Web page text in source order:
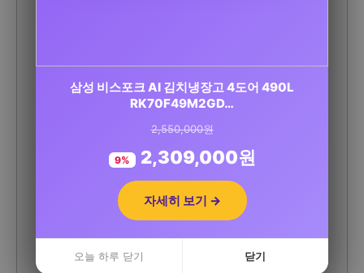
세레비 멜라딥스 식물성 멜라토닌 감태추출물 L
트립토판 몽모랑시 타트…
29,000원
25% 21,800원
자세히 보기 →
오늘 하루 닫기 닫기
삼성 비스포크 AI 김치냉장고 4도어 490L
RK70F49M2GD…
2,550,000원
9% 2,309,000원
자세히 보기 →
오늘 하루 닫기 닫기